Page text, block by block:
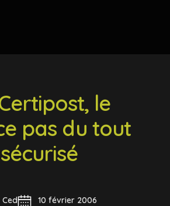
le
pas du tout
sécurisé
Ced 10 février 2006